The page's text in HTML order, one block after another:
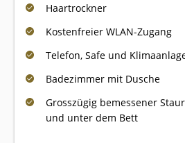
Haartrockner
Kostenfreier WLAN-Zugang
Telefon, Safe und
Badezimmer mit Dusche
Grosszügig bemessener
und unter dem Bett